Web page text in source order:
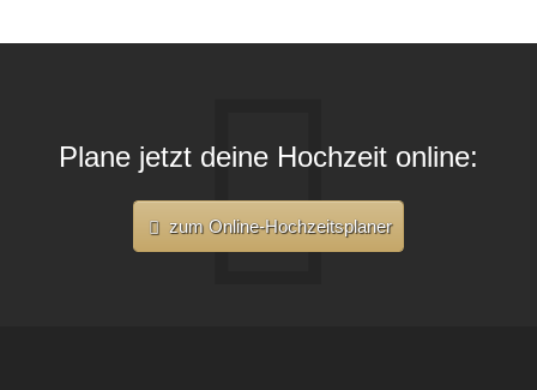
Plane jetzt deine Hochzeit online:
zum Online-Hochzeitsplaner